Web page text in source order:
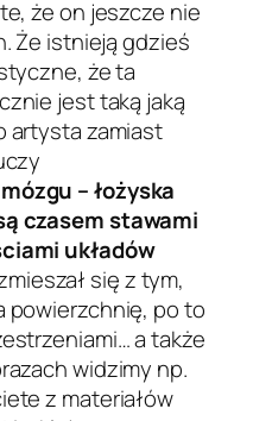
że on jeszcze nie
Że istnieją gdzieś
że ta
jest taką jaką
artysta zamiast
– łożyska
czasem stawami
układów
się z tym,
powierzchnię, po to
a także
widzimy np.
z materiałów